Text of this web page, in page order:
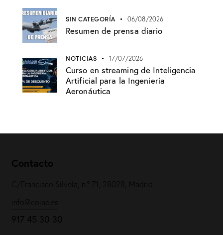
SIN CATEGORÍA 06/08/2026
Resumen de prensa diario
NOTICIAS 17/07/2026
Curso en streaming de Inteligencia
Artificial para la Ingeniería
Aeronáutica
Contacto
C/Francisco Silvela, n.º 71, 28028, Madrid
info@coiae.es
917 45 30 30